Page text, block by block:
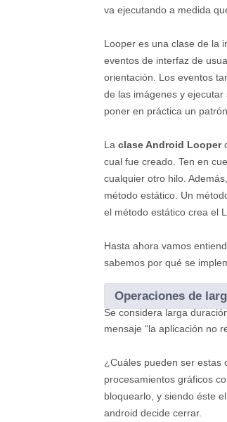
va ejecutando a medida
Looper es una clase de la
eventos de interfaz de
orientación. Los eventos
de las imágenes y
poner en práctica un
La clase Android Looper
cual fue creado. Ten en
cualquier otro hilo.
método estático. Un
el método estático crea el
Hasta ahora vamos
sabemos por qué se
Operaciones de
Se considera larga
mensaje “la aplicación no
¿Cuáles pueden ser estas
procesamientos gráficos
bloquearlo, y siendo éste
android decide cerrar.